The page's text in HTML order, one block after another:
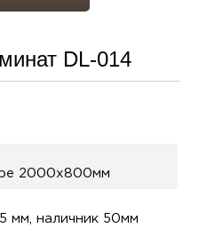
DL-014
2000х800мм
мм, наличник 50мм